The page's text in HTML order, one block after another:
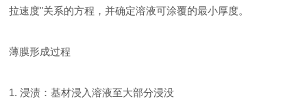
拉速度"关系的方程，并确定溶液可涂覆的最小厚度。
薄膜形成过程
1. 浸渍：基材浸入溶液至大部分浸没